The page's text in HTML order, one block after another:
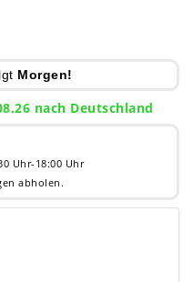
Morgen!
nach Deutschland
Uhr-18:00 Uhr
abholen.